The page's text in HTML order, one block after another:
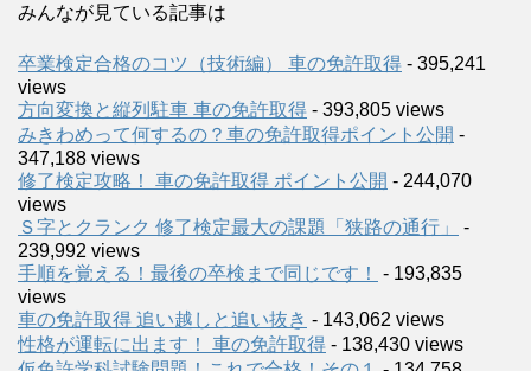
みんなが見ている記事は
卒業検定合格のコツ（技術編） 車の免許取得 - 395,241
views
方向変換と縦列駐車 車の免許取得 - 393,805 views
みきわめって何するの？車の免許取得ポイント公開 -
347,188 views
修了検定攻略！ 車の免許取得 ポイント公開 - 244,070
views
Ｓ字とクランク 修了検定最大の課題「狭路の通行」
-
239,992 views
手順を覚える！最後の卒検まで同じです！
- 193,835
views
車の免許取得 追い越しと追い抜き - 143,062 views
性格が運転に出ます！ 車の免許取得 - 138,430 views